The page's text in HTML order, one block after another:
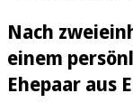
Nach
einem
Ehepaar aus